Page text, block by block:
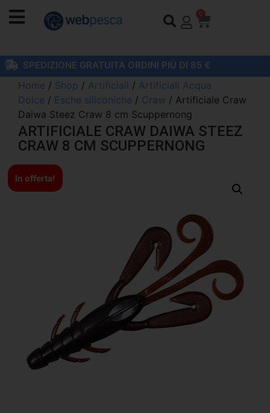
0
SPEDIZIONE GRATUITA ORDINI PIÙ DI 85 €
Home / Shop / Artificiali / Artificiali Acqua
Dolce / Esche siliconiche / Craw / Artificiale Craw
Daiwa Steez Craw 8 cm Scuppernong
ARTIFICIALE CRAW DAIWA STEEZ
CRAW 8 CM SCUPPERNONG
In offerta!